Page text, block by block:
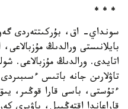
* * *
سونداي- اق، بۇركىتتەردى
بايلانىستى ورالدىڭ
اتايدى. ورالدىڭ مۇزبالاعى.
تاۋلارىن جانە باتىس
ءتۇستى، باسى قارا قوڭىر،